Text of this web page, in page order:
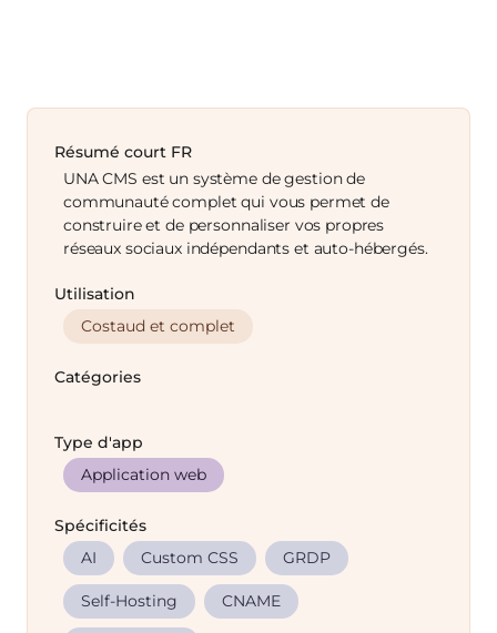
Résumé court FR
UNA CMS est un système de gestion de
communauté complet qui vous permet de
construire et de personnaliser vos propres
réseaux sociaux indépendants et auto-hébergés.
Utilisation
Costaud et complet
Catégories
Type d'app
Application web
Spécificités
AI
Custom CSS GRDP
Self-Hosting CNAME